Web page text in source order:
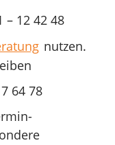
– 12 42 48
nutzen.
64 78